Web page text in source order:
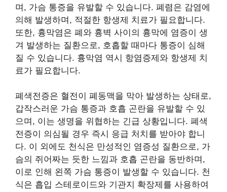
며, 가슴 통증을 유발할 수 있습니다. 폐렴은 감염에
의해 발생하며, 적절한 항생제 치료가 필요합니다.
또한, 흉막염은 폐와 흉벽 사이의 흉막에 염증이 생
겨 발생하는 질환으로, 호흡할 때마다 통증이 심해
질 수 있습니다. 흉막염 역시 항염증제와 항생제 치
료가 필요합니다.
폐색전증은 혈전이 폐동맥을 막아 발생하는 상태로,
갑작스러운 가슴 통증과 호흡 곤란을 유발할 수 있
으며, 이는 생명을 위협하는 긴급 상황입니다. 폐색
전증이 의심될 경우 즉시 응급 처치를 받아야 합니
다. 이 외에도 천식은 만성적인 염증성 질환으로, 가
슴의 쥐어짜는 듯한 느낌과 호흡 곤란을 동반하며,
이로 인해 왼쪽 가슴 통증이 발생할 수 있습니다. 천
식은 흡입 스테로이드와 기관지 확장제를 사용하여